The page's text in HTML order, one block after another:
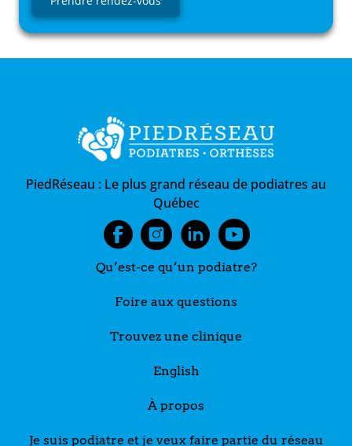
PiedRéseau : Le plus grand réseau de podiatres au
Québec
Qu’est-ce qu’un podiatre?
Foire aux questions
Trouvez une clinique
English
À propos
Je suis podiatre et je veux faire partie du réseau